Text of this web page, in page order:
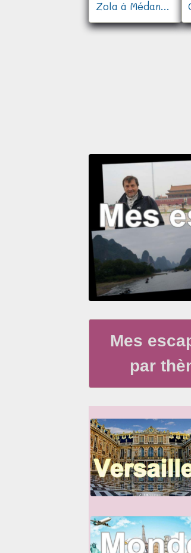
Zola à Médan
Mes
par